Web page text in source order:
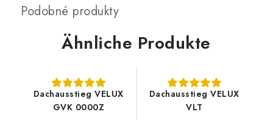
Ähnliche Produkte
Dachausstieg VELUX
GVK 0000Z
Dachausstieg VELUX
VLT